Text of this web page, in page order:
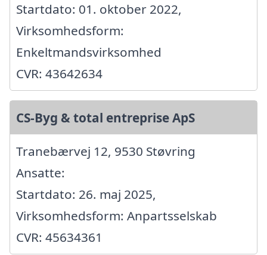
Startdato: 01. oktober 2022,
Virksomhedsform:
Enkeltmandsvirksomhed
CVR: 43642634
CS-Byg & total entreprise ApS
Tranebærvej 12, 9530 Støvring
Ansatte:
Startdato: 26. maj 2025,
Virksomhedsform: Anpartsselskab
CVR: 45634361